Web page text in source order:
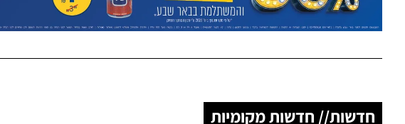
חדשות// חדשות מקומיות